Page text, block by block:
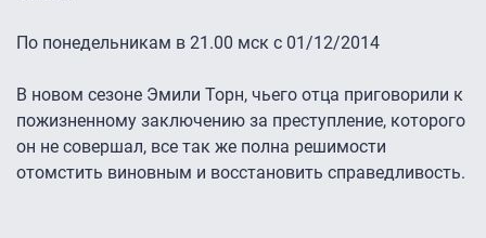
По понедельникам в 21.00 мск с 01/12/2014
В новом сезоне Эмили Торн, чьего отца приговорили к
пожизненному заключению за преступление, которого
он не совершал, все так же полна решимости
отомстить виновным и восстановить справедливость.